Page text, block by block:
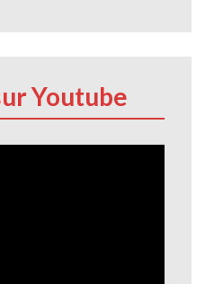
Youtube